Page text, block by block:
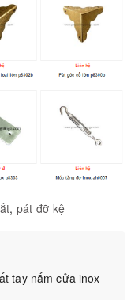
, pát đỡ kệ
tay nắm cửa inox